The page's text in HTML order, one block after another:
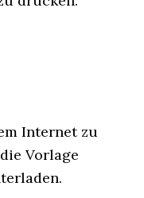
Internet zu
Vorlage